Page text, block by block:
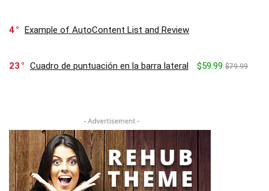
4 Example of AutoContent List and Review
23 Cuadro de puntuación en la barra lateral $59.99 $79.99